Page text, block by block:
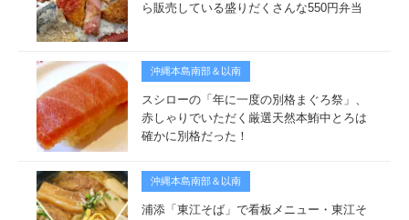
ら販売している盛りだくさんな550円弁当
沖縄本島南部＆以南
スシローの「年に一度の別格まぐろ祭」、
赤しゃりでいただく厳選天然本鮪中とろは
確かに別格だった！
沖縄本島南部＆以南
浦添「東江そば」で看板メニュー・東江そ